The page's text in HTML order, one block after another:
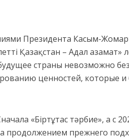
Президента Касым-
Қазақстан – Адал азамат»
страны невозможно
ценностей, которые и
«Біртұтас тәрбие», а с
продолжением прежнего